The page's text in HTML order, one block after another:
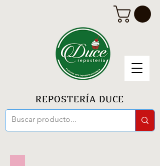
REPOSTERÍA DUCE